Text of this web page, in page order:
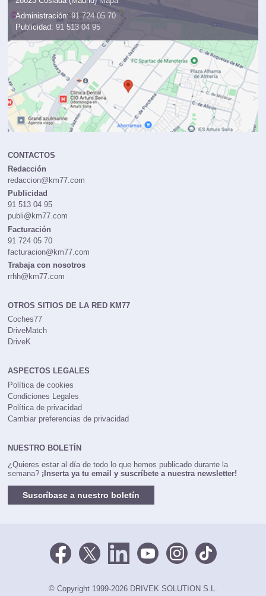
Administración: 91 724 05 70
Publicidad: 91 513 04 95
CONTACTOS
Redacción
redaccion@km77.com
Publicidad
91 513 04 95
publi@km77.com
Facturación
91 724 05 70
facturacion@km77.com
Trabaja con nosotros
rrhh@km77.com
OTROS SITIOS DE LA RED KM77
Coches77
DriveMatch
DriveK
ASPECTOS LEGALES
Política de cookies
Condiciones Legales
Política de privacidad
Cambiar preferencias de privacidad
NUESTRO BOLETÍN
¿Quieres estar al día de todo lo que hemos publicado durante la
semana? ¡Inserta ya tu email y suscríbete a nuestra newsletter!
Suscríbase a nuestro boletín
© Copyright 1999-2026 DRIVEK SOLUTION S.L.